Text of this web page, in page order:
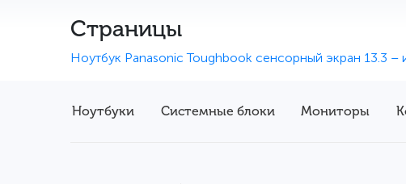
Страницы
Ноутбук Panasonic Toughbook сенсорный экран 13.3
Ноутбуки Системные блоки Мониторы